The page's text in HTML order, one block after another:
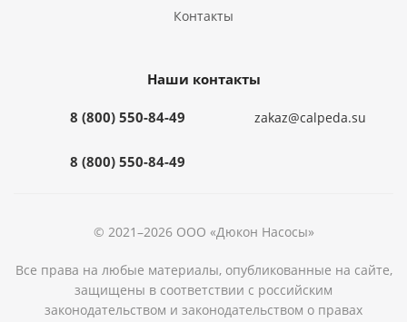
Контакты
Наши контакты
8 (800) 550-84-49
8 (800) 550-84-49
zakaz@calpeda.su
© 2021–2026 ООО «Дюкон Насосы»
Все права на любые материалы, опубликованные на сайте,
защищены в соответствии с российским
законодательством и законодательством о правах